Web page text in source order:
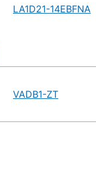
LA1D21-14EBFNA
VADB1-ZT